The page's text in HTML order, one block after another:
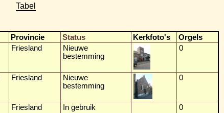
Tabel
Provincie Status Kerkfoto's
Orgels
Friesland
Nieuwe
bestemming
0
Friesland
Nieuwe
bestemming
0
Friesland In gebruik 0